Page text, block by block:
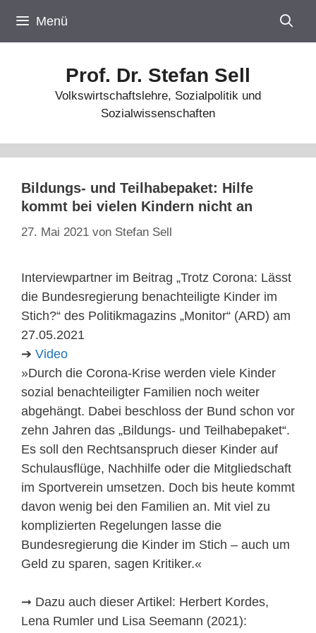
Inhalt
springen
Menü
Prof. Dr. Stefan Sell
Volkswirtschaftslehre, Sozialpolitik und
Sozialwissenschaften
Bildungs- und Teilhabepaket: Hilfe
kommt bei vielen Kindern nicht an
27. Mai 2021 von Stefan Sell
Interviewpartner im Beitrag „Trotz Corona: Lässt
die Bundesregierung benachteiligte Kinder im
Stich?“ des Politikmagazins „Monitor“ (ARD) am
27.05.2021
➔ Video
»Durch die Corona-Krise werden viele Kinder
sozial benachteiligter Familien noch weiter
abgehängt. Dabei beschloss der Bund schon vor
zehn Jahren das „Bildungs- und Teilhabepaket“.
Es soll den Rechtsanspruch dieser Kinder auf
Schulausflüge, Nachhilfe oder die Mitgliedschaft
im Sportverein umsetzen. Doch bis heute kommt
davon wenig bei den Familien an. Mit viel zu
komplizierten Regelungen lasse die
Bundesregierung die Kinder im Stich – auch um
Geld zu sparen, sagen Kritiker.«
➞ Dazu auch dieser Artikel: Herbert Kordes,
Lena Rumler und Lisa Seemann (2021):